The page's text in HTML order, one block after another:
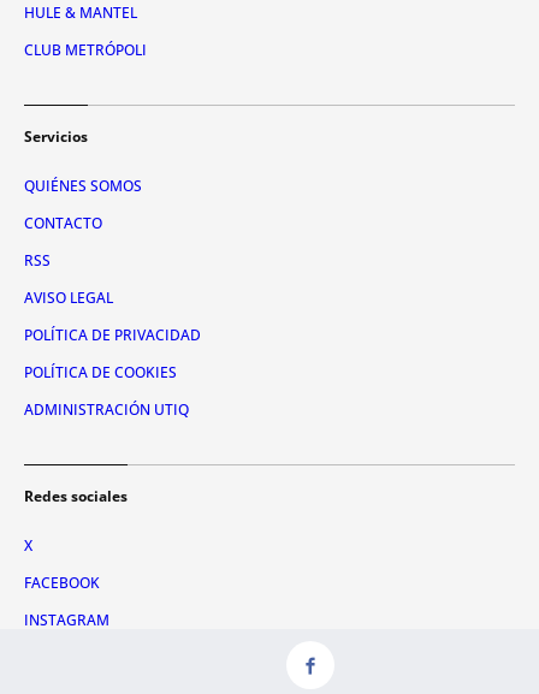
HULE & MANTEL
CLUB METRÓPOLI
Servicios
QUIÉNES SOMOS
CONTACTO
RSS
AVISO LEGAL
POLÍTICA DE PRIVACIDAD
POLÍTICA DE COOKIES
ADMINISTRACIÓN UTIQ
Redes sociales
X
FACEBOOK
INSTAGRAM